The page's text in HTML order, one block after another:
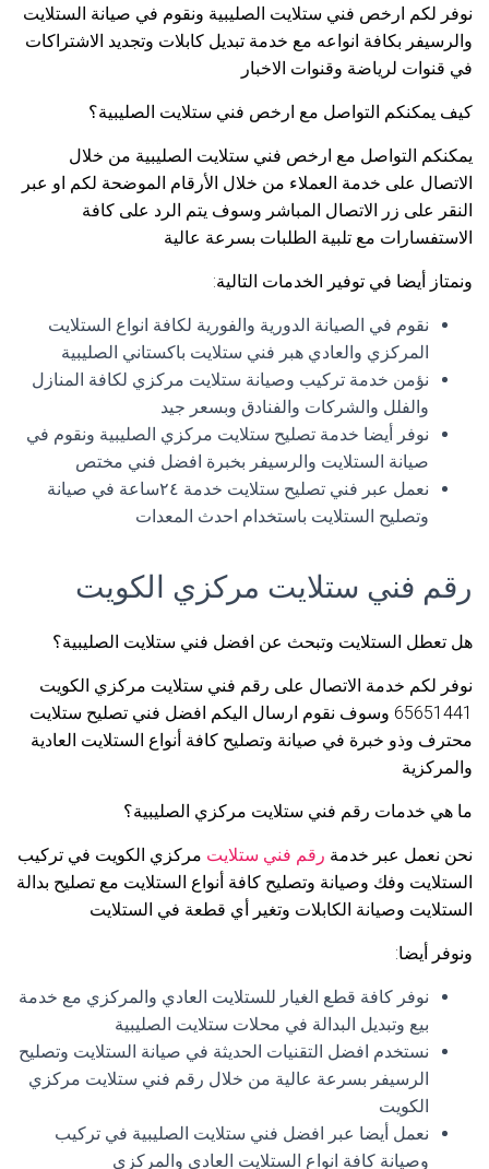
نوفر لكم ارخص فني ستلايت الصليبية ونقوم في صيانة الستلايت
والرسيفر بكافة انواعه مع خدمة تبديل كابلات وتجديد الاشتراكات
في قنوات لرياضة وقنوات الاخبار
كيف يمكنكم التواصل مع ارخص فني ستلايت الصليبية؟
يمكنكم التواصل مع ارخص فني ستلايت الصليبية من خلال
الاتصال على خدمة العملاء من خلال الأرقام الموضحة لكم او عبر
النقر على زر الاتصال المباشر وسوف يتم الرد على كافة
الاستفسارات مع تلبية الطلبات بسرعة عالية
ونمتاز أيضا في توفير الخدمات التالية:
نقوم في الصيانة الدورية والفورية لكافة انواع الستلايت
المركزي والعادي هبر فني ستلايت باكستاني الصليبية
نؤمن خدمة تركيب وصيانة ستلايت مركزي لكافة المنازل
والفلل والشركات والفنادق وبسعر جيد
نوفر أيضا خدمة تصليح ستلايت مركزي الصليبية ونقوم في
صيانة الستلايت والرسيفر بخبرة افضل فني مختص
نعمل عبر فني تصليح ستلايت خدمة ٢٤ساعة في صيانة
وتصليح الستلايت باستخدام احدث المعدات
رقم فني ستلايت مركزي الكويت
هل تعطل الستلايت وتبحث عن افضل فني ستلايت الصليبية؟
نوفر لكم خدمة الاتصال على رقم فني ستلايت مركزي الكويت
65651441 وسوف نقوم ارسال اليكم افضل فني تصليح ستلايت
محترف وذو خبرة في صيانة وتصليح كافة أنواع الستلايت العادية
والمركزية
ما هي خدمات رقم فني ستلايت مركزي الصليبية؟
نحن نعمل عبر خدمة رقم فني ستلايت مركزي الكويت في تركيب
الستلايت وفك وصيانة وتصليح كافة أنواع الستلايت مع تصليح بدالة
الستلايت وصيانة الكابلات وتغير أي قطعة في الستلايت
ونوفر أيضا:
نوفر كافة قطع الغيار للستلايت العادي والمركزي مع خدمة
بيع وتبديل البدالة في محلات ستلايت الصليبية
نستخدم افضل التقنيات الحديثة في صيانة الستلايت وتصليح
الرسيفر بسرعة عالية من خلال رقم فني ستلايت مركزي
الكويت
نعمل أيضا عبر افضل فني ستلايت الصليبية في تركيب
وصيانة كافة انواع الستلايت العادي والمركزي